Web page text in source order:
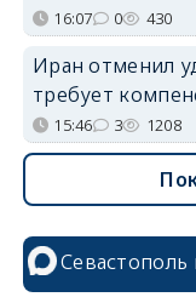
16:07 0 430
Иран отменил
требует
15:46 3 1208
Севастополь